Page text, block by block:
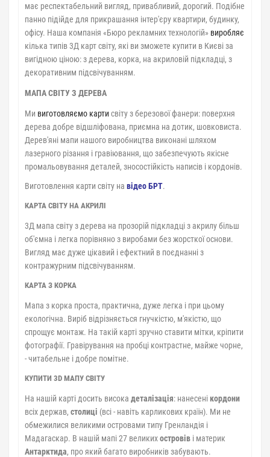
має респектабельний вигляд, привабливий, дорогий. Подібне
панно підійде для прикрашання інтер'єру квартири, будинку,
офісу. Наша компанія «Бюро рекламних технологій» виробляє
кілька типів 3Д карт світу, які ви зможете купити в Києві за
вигідною ціною: з дерева, корка, на акриловій підкладці, з
декоративним підсвічуванням.
МАПА СВІТУ З ДЕРЕВА
Ми виготовляємо картисвіту з березової фанери: поверхня
дерева добре відшліфована, приємна на дотик, шовковиста.
Дерев'яні мапи нашого виробництва виконані шляхом
лазерного різання і гравіювання, що забезпечують якісне
промальовування деталей, зносостійкість написів і кордонів.
Виготовлення карти світу на відео БРТ.
КАРТА СВІТУ НА АКРИЛІ
3Д мапа світу з дерева на прозорій підкладці з акрилу більш
об'ємна і легка порівняно з виробами без жорсткої основи.
Вигляд має дуже цікавий і ефектний в поєднанні з
контражурним підсвічуванням.
КАРТА З КОРКА
Мапа з корка проста, практична, дуже легка і при цьому
екологічна. Виріб відрізняється гнучкістю, м'якістю, що
спрощує монтаж. На такій карті зручно ставити мітки, кріпити
фотографії. Гравірування на пробці контрастне, майже чорне,
- читабельне і добре помітне.
КУПИТИ 3D МАПУ СВІТУ
На нашій карті досить висока деталізація: нанесені кордони
всіх держав, столиці (всі - навіть карликових країн). Ми не
обмежилися великими островами типу Гренландія і
Мадагаскар. В нашій мапі 27 великихостровів і материк
Антарктида, про який багато виробників забувають.